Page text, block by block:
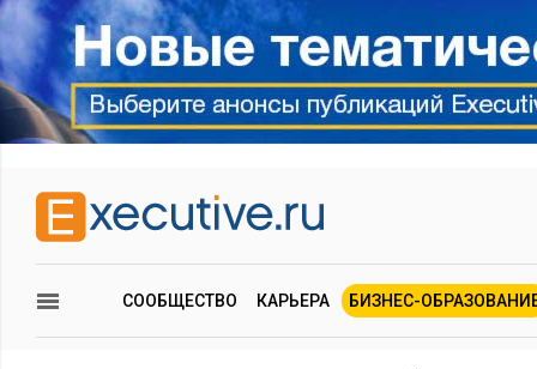
СООБЩЕСТВО КАРЬЕРА БИЗНЕС-